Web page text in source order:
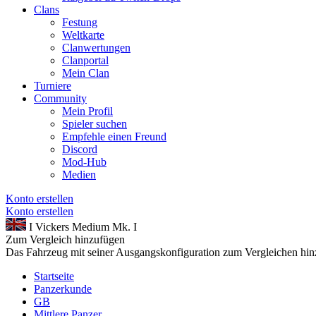
Clans
Festung
Weltkarte
Clanwertungen
Clanportal
Mein Clan
Turniere
Community
Mein Profil
Spieler suchen
Empfehle einen Freund
Discord
Mod-Hub
Medien
Konto erstellen
Konto erstellen
I Vickers Medium Mk. I
Zum Vergleich hinzufügen
Das Fahrzeug mit seiner Ausgangskonfiguration zum Vergleichen
Startseite
Panzerkunde
GB